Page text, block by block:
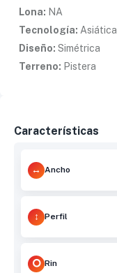
Lona: NA
Tecnología: Asiática
Diseño: Simétrica
Terreno: Pistera
Características
Ancho
Perfil
Rin